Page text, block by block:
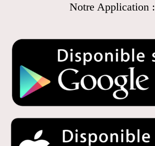
Notre Application :